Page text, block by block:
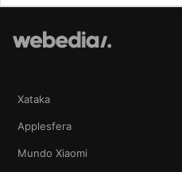
Xataka
Applesfera
Mundo Xiaomi